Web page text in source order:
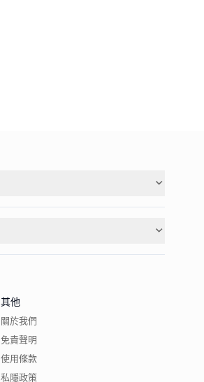
其他
關於我們
免責聲明
使用條款
私隱政策